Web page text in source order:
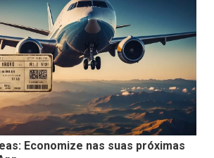
Economize nas suas próximas